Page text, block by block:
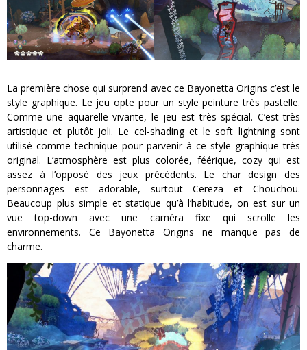
La première chose qui surprend avec ce Bayonetta Origins c’est le
style graphique. Le jeu opte pour un style peinture très pastelle.
Comme une aquarelle vivante, le jeu est très spécial. C’est très
artistique et plutôt joli. Le cel-shading et le soft lightning sont
utilisé comme technique pour parvenir à ce style graphique très
original. L’atmosphère est plus colorée, féérique, cozy qui est
assez à l’opposé des jeux précédents. Le char design des
personnages est adorable, surtout Cereza et Chouchou.
Beaucoup plus simple et statique qu’à l’habitude, on est sur un
vue top-down avec une caméra fixe qui scrolle les
environnements. Ce Bayonetta Origins ne manque pas de
charme.